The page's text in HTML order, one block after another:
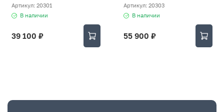
Артикул: 20301
В наличии
39 100 ₽
Артикул: 20303
В наличии
55 900 ₽